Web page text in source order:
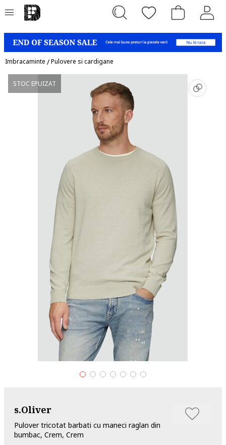
Imbracaminte /Pulovere si cardigane
STOC EPUIZAT
s.Oliver
Pulover tricotat barbati cu maneci raglan din
bumbac, Crem, Crem